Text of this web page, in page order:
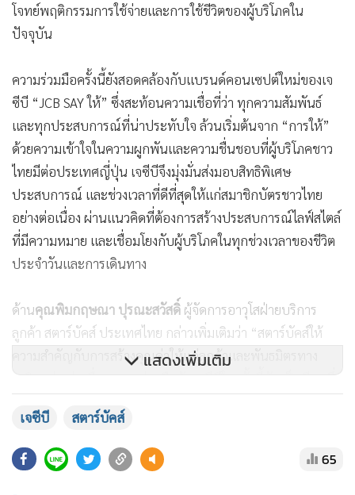
Marketing ที่ได้รับความนิยมเพิ่มขึ้นในปัจจุบัน โดยการผสานจุด
แข็งของทั้งสองแบรนด์ ช่วยสร้างโอกาสในการเข้าถึงฐานลูกค้า
ความสัมพันธ์กับลูกค้าในระยะยาว ผ่านสิทธิประโยชน์ที่ตอบ
โจทย์พฤติกรรมการใช้จ่ายและการใช้ชีวิตของผู้บริโภคใน
ปัจจุบัน
ความร่วมมือครั้งนี้ยังสอดคล้องกับแบรนด์คอนเซปต์ใหม่ของเจ
ซีบี “JCB SAY ให้” ซึ่งสะท้อนความเชื่อที่ว่า ทุกความสัมพันธ์
และทุกประสบการณ์ที่น่าประทับใจ ล้วนเริ่มต้นจาก “การให้”
ด้วยความเข้าใจในความผูกพันและความชื่นชอบที่ผู้บริโภคชาว
ไทยมีต่อประเทศญี่ปุ่น เจซีบีจึงมุ่งมั่นส่งมอบสิทธิพิเศษ
อย่างต่อเนื่อง ผ่านแนวคิดที่ต้องการสร้างประสบการณ์ไลฟ์สไตล์
ที่มีความหมาย และเชื่อมโยงกับผู้บริโภคในทุกช่วงเวลาของชีวิต
ประจำวันและการเดินทาง
ลูกค้า สตาร์บัคส์ ประเทศไทย กล่าวเพิ่มเติมว่า “สตาร์บัคส์ให้
ความสำคัญกับการสร้างคุณค่าให้แก่ลูกค้าและพันธมิตรทาง
ธุรกิจอย่างต่อเนื่อง ความร่วมมือกับเจซีบีในครั้งนี้นับเป็นอีกหนึ่ง
แสดงเพิ่มเติม